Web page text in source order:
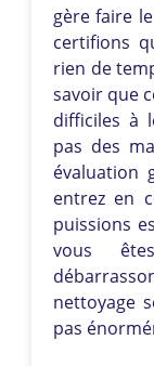
gère faire
certifions
rien de
savoir que
difficiles à
pas des
évaluation
entrez en
puissions
vous
nettoyage
pas